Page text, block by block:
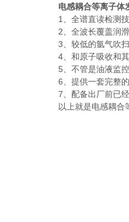
电感耦合等离子体
1、全谱直读检测技
2、全波长覆盖润滑
3、较低的氩气吹扫
4、和原子吸收和其
5、不管是油液监控
6、提供一套完整的
7、配备出厂前已经
以上就是电感耦合等